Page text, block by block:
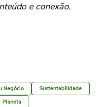
e conexão.
Negócio
Sustentabilidade
Planeta